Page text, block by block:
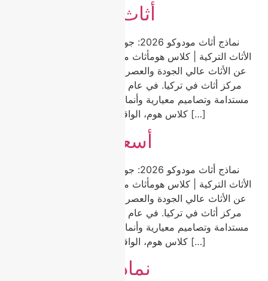
أثاث مودوكو 2026
نماذج أثاث مودوكو 2026: جودة وتنوع واتجاهات من عاصمة
الأثاث التركية | كلاس هومأثاث مودوكو هو الخيار الأول للباحثين
عن الأثاث عالي الجودة والعصري والمناسب للميزانية في أكبر
مستدامة وتصاميم معيارية وأنماط خالدة تناسب كل منزل. في
كلاس هوم، الواقعة في مودوكو، نقدم مجموعة […]
أسعار أثاث مودوكو
نماذج أثاث مودوكو 2026: جودة وتنوع واتجاهات من عاصمة
الأثاث التركية | كلاس هومأثاث مودوكو هو الخيار الأول للباحثين
عن الأثاث عالي الجودة والعصري والمناسب للميزانية في أكبر
مستدامة وتصاميم معيارية وأنماط خالدة تناسب كل منزل. في
كلاس هوم، الواقعة في مودوكو، نقدم مجموعة […]
نماذج أثاث مودوكو